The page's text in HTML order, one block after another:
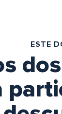
ESTE